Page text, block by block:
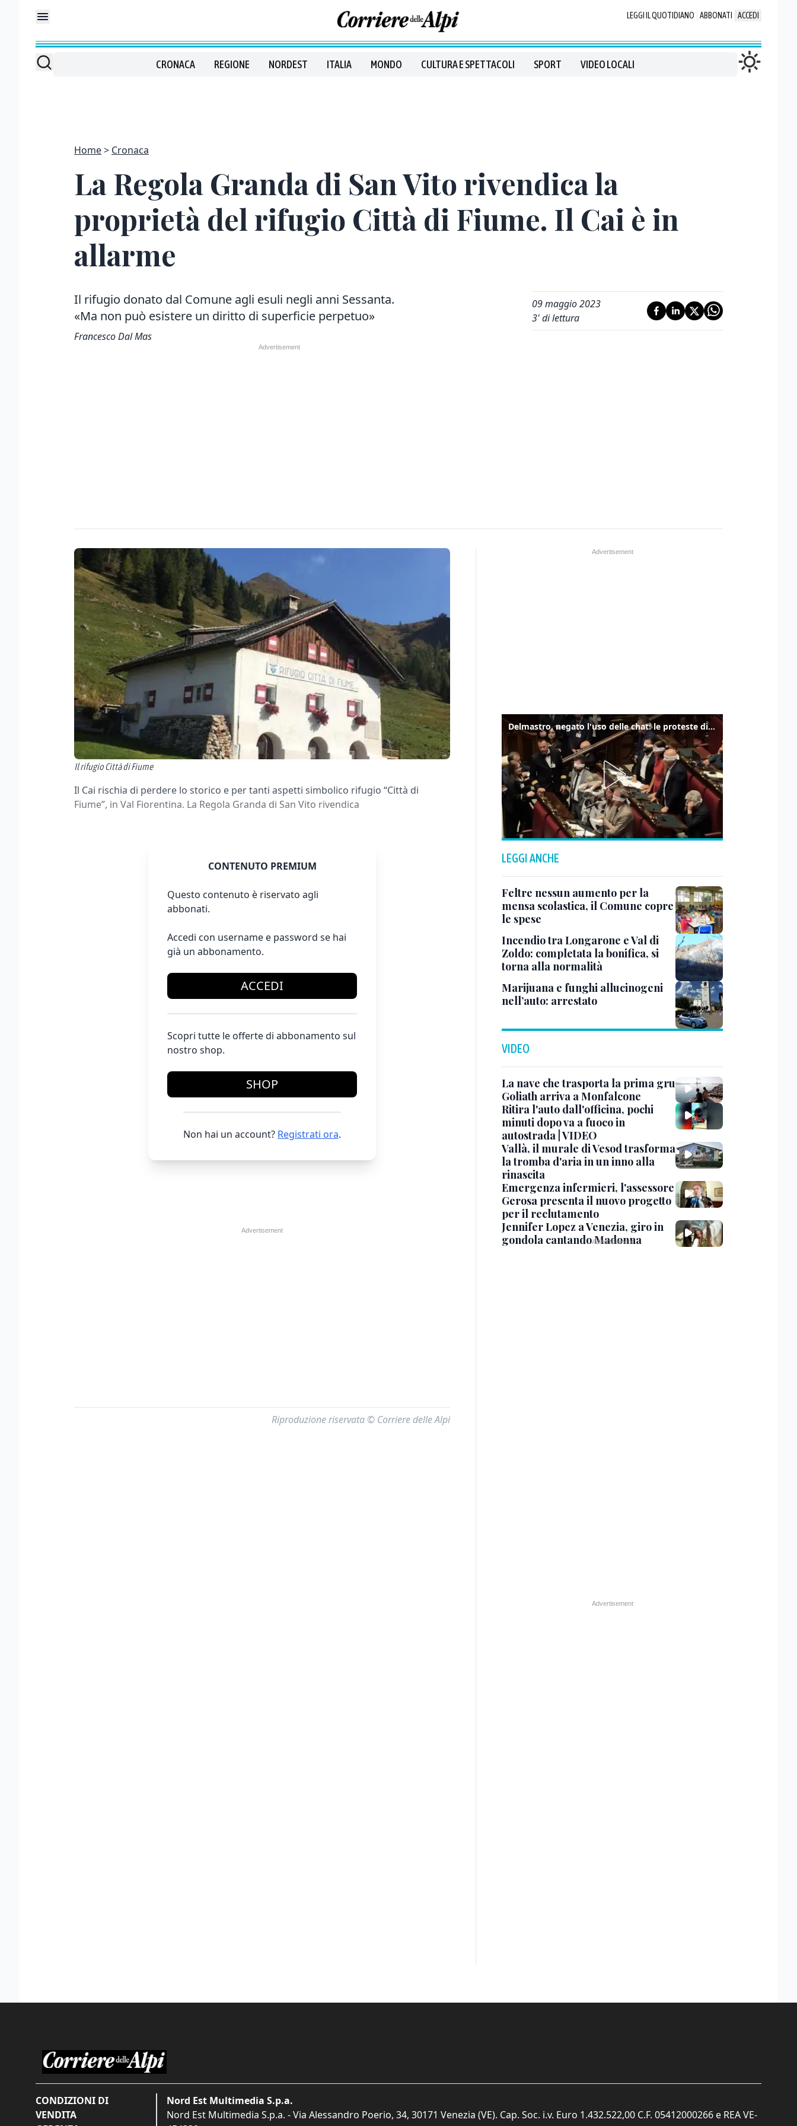
LEGGI IL QUOTIDIANO ABBONATI ACCEDI
CRONACA REGIONE NORDEST ITALIA MONDO CULTURA E SPETTACOLI SPORT VIDEO LOCALI
Home Cronaca
La Regola Granda di San Vito rivendica la
proprietà del rifugio Città di Fiume. Il Cai è in
allarme
Il rifugio donato dal Comune agli esuli negli anni Sessanta.
«Ma non può esistere un diritto di superficie perpetuo»
Francesco Dal Mas
09 maggio 2023
3' di lettura
Il rifugio Città di Fiume
Il Cai rischia di perdere lo storico e per tanti aspetti simbolico rifugio “Città di
Fiume”, in Val Fiorentina. La Regola Granda di San Vito rivendica
CONTENUTO PREMIUM
Questo contenuto è riservato agli
abbonati.
Accedi con username e password se hai
già un abbonamento.
ACCEDI
Scopri tutte le offerte di abbonamento sul
nostro shop.
SHOP
Non hai un account? Registrati ora.
Riproduzione riservata © Corriere delle Alpi
Delmastro, negato l'uso delle chat: le proteste di Avs e M5s
LEGGI ANCHE
Feltre nessun aumento per la
mensa scolastica, il Comune copre
le spese
Incendio tra Longarone e Val di
Zoldo: completata la bonifica, si
torna alla normalità
Marijuana e funghi allucinogeni
nell’auto: arrestato
VIDEO
La nave che trasporta la prima gru
Goliath arriva a Monfalcone
Ritira l'auto dall'officina, pochi
minuti dopo va a fuoco in
autostrada | VIDEO
Vallà, il murale di Vesod trasforma
la tromba d'aria in un inno alla
rinascita
Emergenza infermieri, l'assessore
Gerosa presenta il nuovo progetto
per il reclutamento
Jennifer Lopez a Venezia, giro in
gondola cantando Madonna
CONDIZIONI DI
VENDITA
Nord Est Multimedia S.p.a.
Nord Est Multimedia S.p.a. - Via Alessandro Poerio, 34, 30171 Venezia (VE). Cap. Soc. i.v. Euro 1.432.522,00 C.F. 05412000266 e REA VE-